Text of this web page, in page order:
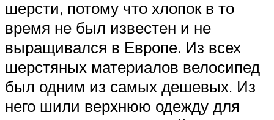
шерсти, потому что хлопок в то
время не был известен и не
выращивался в Европе. Из всех
шерстяных материалов велосипед
был одним из самых дешевых. Из
него шили верхнюю одежду для